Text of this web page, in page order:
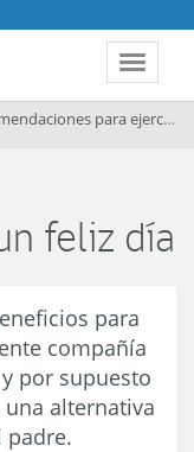
Toggle
para ejercer sus derechos
feliz día
para
compañía
por supuesto
alternativa
padre.